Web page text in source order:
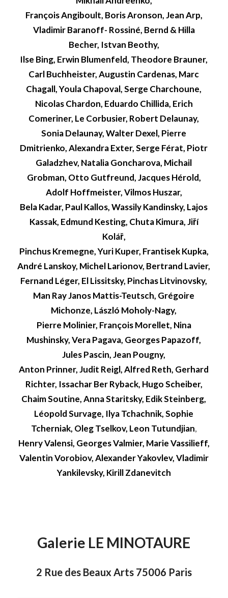
François Angiboult, Boris Aronson, Jean Arp,
Vladimir Baranoff- Rossiné, Bernd & Hilla
Becher, Istvan Beothy,
Ilse Bing, Erwin Blumenfeld, Theodore Brauner,
Carl Buchheister, Augustin Cardenas, Marc
Chagall, Youla Chapoval, Serge Charchoune,
Nicolas Chardon, Eduardo Chillida, Erich
Comeriner, Le Corbusier, Robert Delaunay,
Sonia Delaunay, Walter Dexel, Pierre
Dmitrienko, Alexandra Exter, Serge Férat, Piotr
Galadzhev, Natalia Goncharova, Michail
Grobman, Otto Gutfreund, Jacques Hérold,
Adolf Hoffmeister, Vilmos Huszar,
Bela Kadar, Paul Kallos, Wassily Kandinsky, Lajos
Kassak, Edmund Kesting, Chuta Kimura, Jiří
Kolář,
Pinchus Kremegne, Yuri Kuper, Frantisek Kupka,
André Lanskoy, Michel Larionov, Bertrand Lavier,
Fernand Léger, El Lissitsky, Pinchas Litvinovsky,
Man Ray Janos Mattis-Teutsch, Grégoire
Michonze, László Moholy-Nagy,
Pierre Molinier, François Morellet, Nina
Mushinsky, Vera Pagava, Georges Papazoff,
Jules Pascin, Jean Pougny,
Anton Prinner, Judit Reigl, Alfred Reth, Gerhard
Richter, Issachar Ber Ryback, Hugo Scheiber,
Chaim Soutine, Anna Staritsky, Edik Steinberg,
Léopold Survage, Ilya Tchachnik, Sophie
Tcherniak, Oleg Tselkov, Leon Tutundjian,
Henry Valensi, Georges Valmier, Marie Vassilieff,
Valentin Vorobiov, Alexander Yakovlev, Vladimir
Yankilevsky, Kirill Zdanevitch
Galerie LE MINOTAURE
2 Rue des Beaux Arts 75006 Paris